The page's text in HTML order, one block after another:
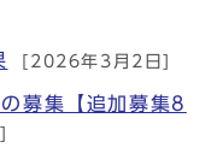
[2026年3月2日]
募集【追加募集8